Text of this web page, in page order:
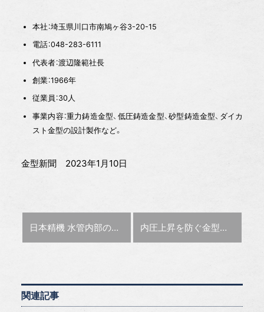
本社：埼玉県川口市南鳩ヶ谷3-20-15
電話：048-283-6111
代表者：渡辺隆範社長
創業：1966年
従業員：30人
事業内容：重力鋳造金型、低圧鋳造金型、砂型鋳造金型、ダイカ
スト金型の設計製作など。
金型新聞 2023年1月10日
前の記事 :
日本精機 水管内部の形状を崩さない化学研磨液を開発 次の記事 :
内圧上昇を防ぐ金型を流動解析で実現 プラモール精工【金型テクノラボ】
関連記事